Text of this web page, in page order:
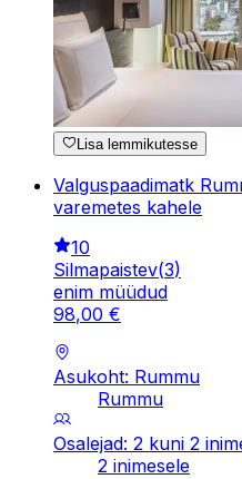
Lisa lemmikutesse
Valguspaadimatk
varemetes kahele
10
Silmapaistev(3)
enim müüdud
98,00 €
Asukoht: Rummu
Rummu
Osalejad: 2 kuni 2
2 inimesele